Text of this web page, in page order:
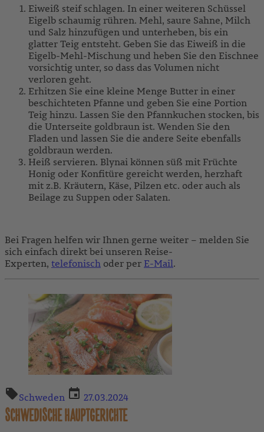
Eiweiß steif schlagen. In einer weiteren Schüssel
Eigelb schaumig rühren. Mehl, saure Sahne, Milch
und Salz hinzufügen und unterheben, bis ein
glatter Teig entsteht. Geben Sie das Eiweiß in die
Eigelb-Mehl-Mischung und heben Sie den Eischnee
vorsichtig unter, so dass das Volumen nicht
verloren geht.
Erhitzen Sie eine kleine Menge Butter in einer
beschichteten Pfanne und geben Sie eine Portion
Teig hinzu. Lassen Sie den Pfannkuchen stocken, bis
die Unterseite goldbraun ist. Wenden Sie den
Fladen und lassen Sie die andere Seite ebenfalls
goldbraun werden.
Heiß servieren. Blynai können süß mit Früchte
Honig oder Konfitüre gereicht werden, herzhaft
mit z.B. Kräutern, Käse, Pilzen etc. oder auch als
Beilage zu Suppen oder Salaten.
Bei Fragen helfen wir Ihnen gerne weiter – melden Sie
sich einfach direkt bei unseren Reise-
Experten, telefonisch oder per E-Mail.
Schweden 27.03.2024
SCHWEDISCHE HAUPTGERICHTE